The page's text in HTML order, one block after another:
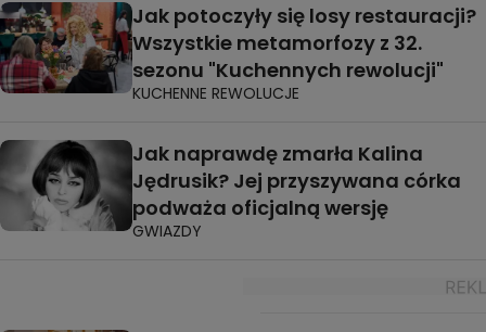
Jak potoczyły się losy restauracji?
Wszystkie metamorfozy z 32.
sezonu "Kuchennych rewolucji"
KUCHENNE REWOLUCJE
Jak naprawdę zmarła Kalina
Jędrusik? Jej przyszywana córka
podważa oficjalną wersję
GWIAZDY